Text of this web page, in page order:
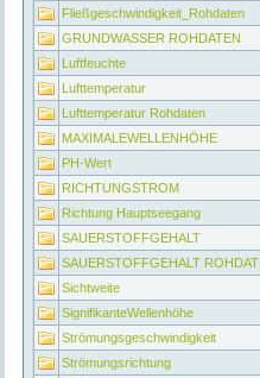
Fließgeschwindigkeit_Rohdaten
GRUNDWASSER ROHDATEN
Luftfeuchte
Lufttemperatur
Lufttemperatur Rohdaten
MAXIMALEWELLENHÖHE
PH-Wert
RICHTUNGSTROM
Richtung Hauptseegang
SAUERSTOFFGEHALT
SAUERSTOFFGEHALT
Sichtweite
SignifikanteWellenhöhe
Strömungsgeschwindigkeit
Strömungsrichtung